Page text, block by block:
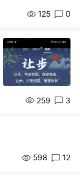
125 0
259 3
598 12